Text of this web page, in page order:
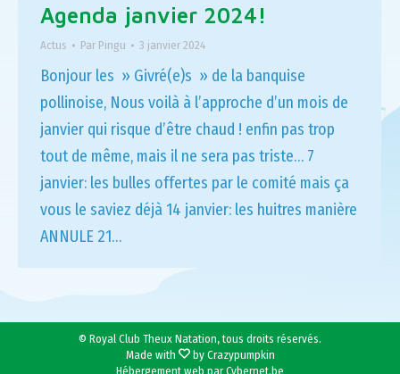
Agenda janvier 2024!
Actus Par Pingu 3 janvier 2024
Bonjour les » Givré(e)s » de la banquise
pollinoise, Nous voilà à l’approche d’un mois de
janvier qui risque d’être chaud ! enfin pas trop
tout de même, mais il ne sera pas triste… 7
janvier: les bulles offertes par le comité mais ça
vous le saviez déjà 14 janvier: les huitres manière
ANNULE 21…
© Royal Club Theux Natation, tous droits réservés.
Made with
by Crazypumpkin
Hébergement web parCybernet.be